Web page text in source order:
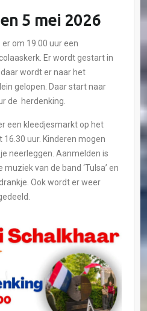
5 mei 2026
er om 19.00 uur een
Er wordt gestart in
wordt er naar het
gelopen. Daar start naar
de herdenking.
een kleedjesmarkt op het
16.30 uur. Kinderen mogen
neerleggen. Aanmelden is
van de band ‘Tulsa’ en
Ook wordt er weer